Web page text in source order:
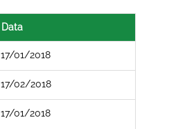
Data
17/01/2018
17/02/2018
17/01/2018